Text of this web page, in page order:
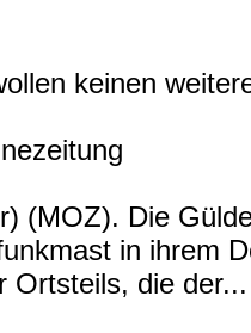
keinen
(MOZ). Die
in ihrem
Ortsteils, die der...